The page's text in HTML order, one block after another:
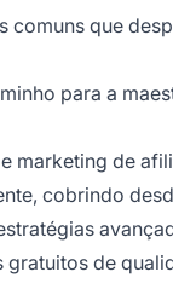
comuns que
para a
marketing de
cobrindo
gratuitos de